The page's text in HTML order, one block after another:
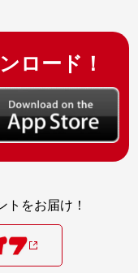
ロード！
トをお届け！